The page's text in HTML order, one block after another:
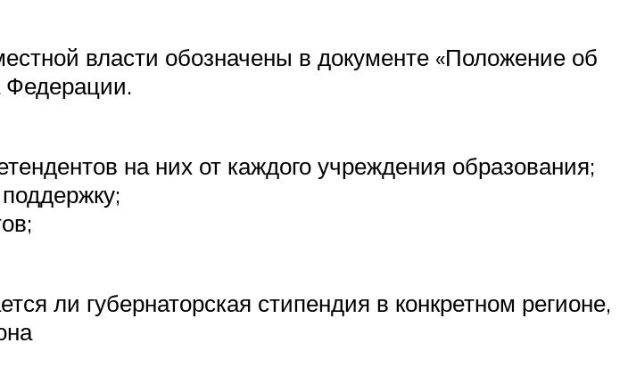
власти обозначены в документе «Положение об
Федерации.
на них от каждого учреждения образования;
ли губернаторская стипендия в конкретном регионе,